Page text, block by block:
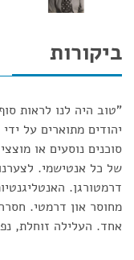
ביקורות
"טוב היה לנו לראות
יהודים מתוארים על
סוכנים נוסעים או
של כל אנטישמי.
דרמטורגן.
מחוסר און דרמטי.
אחד. העלילה זוחלת,